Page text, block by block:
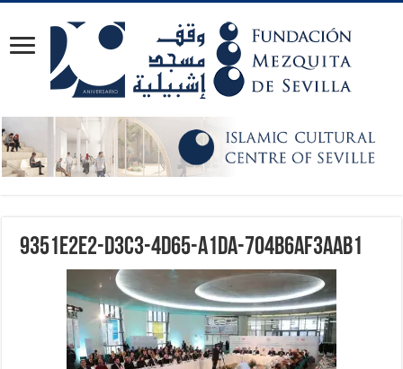
9351e2e2-d3c3-4d65-a1da-704b6af3aab1